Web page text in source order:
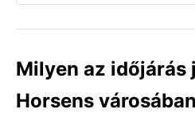
Milyen az időjárás
Horsens